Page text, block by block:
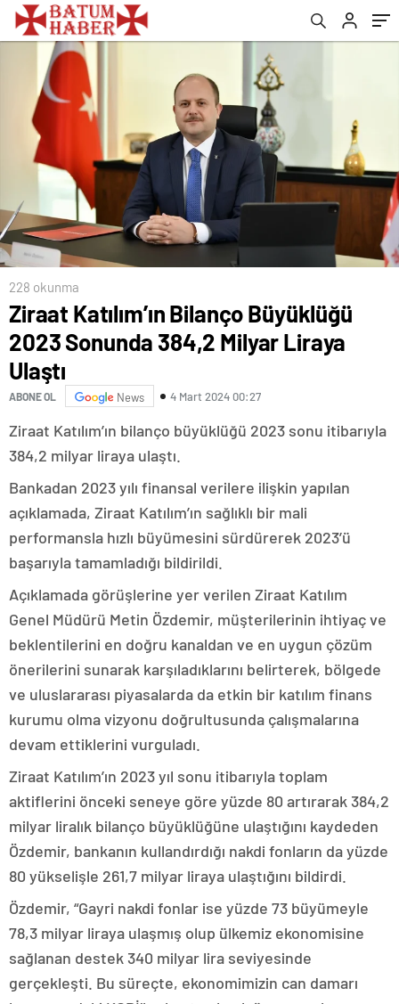
228 okunma
Ziraat Katılım’ın Bilanço Büyüklüğü
2023 Sonunda 384,2 Milyar Liraya
Ulaştı
ABONE OL News 4 Mart 2024 00:27
Ziraat Katılım’ın bilanço büyüklüğü 2023 sonu itibarıyla
384,2 milyar liraya ulaştı.
Bankadan 2023 yılı finansal verilere ilişkin yapılan
açıklamada, Ziraat Katılım’ın sağlıklı bir mali
performansla hızlı büyümesini sürdürerek 2023’ü
başarıyla tamamladığı bildirildi.
Açıklamada görüşlerine yer verilen Ziraat Katılım
Genel Müdürü Metin Özdemir, müşterilerinin ihtiyaç ve
beklentilerini en doğru kanaldan ve en uygun çözüm
önerilerini sunarak karşıladıklarını belirterek, bölgede
ve uluslararası piyasalarda da etkin bir katılım finans
kurumu olma vizyonu doğrultusunda çalışmalarına
devam ettiklerini vurguladı.
Ziraat Katılım’ın 2023 yıl sonu itibarıyla toplam
aktiflerini önceki seneye göre yüzde 80 artırarak 384,2
milyar liralık bilanço büyüklüğüne ulaştığını kaydeden
Özdemir, bankanın kullandırdığı nakdi fonların da yüzde
80 yükselişle 261,7 milyar liraya ulaştığını bildirdi.
Özdemir, “Gayri nakdi fonlar ise yüzde 73 büyümeyle
78,3 milyar liraya ulaşmış olup ülkemiz ekonomisine
sağlanan destek 340 milyar lira seviyesinde
gerçekleşti. Bu süreçte, ekonomimizin can damarı